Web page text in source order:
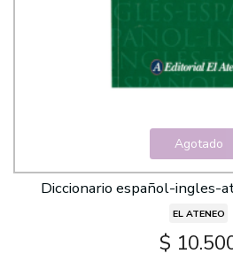
Agotado
Diccionario español-ingles-
EL ATENEO
$